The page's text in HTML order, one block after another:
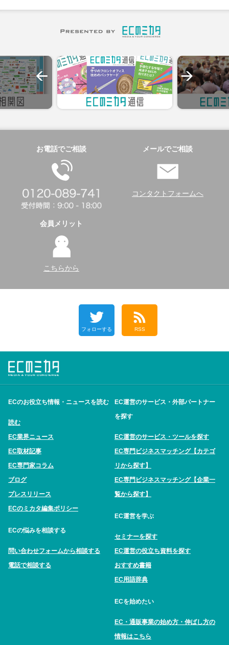
お電話でご相談 メールでご相談
コンタクトフォームへ
会員メリット
こちらから
フォローする RSS
ECのお役立ち情報・ニュースを読む
読む
EC業界ニュース
EC取材記事
EC専門家コラム
ブログ
プレスリリース
ECのミカタ編集ポリシー
ECの悩みを相談する
問い合わせフォームから相談する
電話で相談する
EC運営のサービス・外部パートナー
を探す
EC運営のサービス・ツールを探す
EC専門ビジネスマッチング【カテゴ
リから探す】
EC専門ビジネスマッチング【企業一
覧から探す】
EC運営を学ぶ
セミナーを探す
EC運営の役立ち資料を探す
おすすめ書籍
EC用語辞典
ECを始めたい
EC・通販事業の始め方・伸ばし方の
情報はこちら